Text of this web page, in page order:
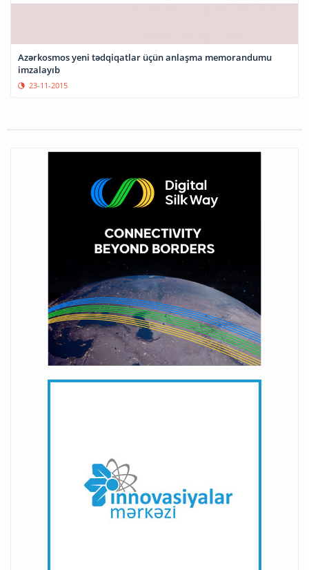
Azərkosmos yeni tədqiqatlar üçün anlaşma memorandumu
imzalayıb
23-11-2015